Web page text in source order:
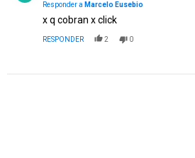
Responder a Marcelo Eusebio
x q cobran x click
RESPONDER 2 0